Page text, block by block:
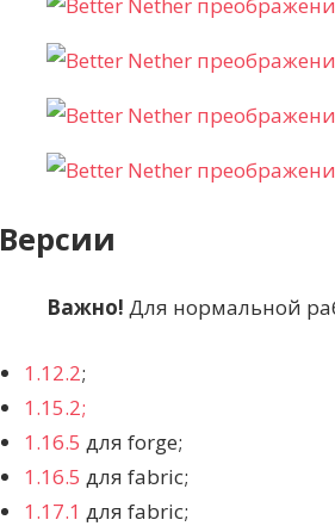
Версии
Важно! Для нормальной
1.12.2;
1.15.2;
1.16.5 для forge;
1.16.5 для fabric;
1.17.1 для fabric;